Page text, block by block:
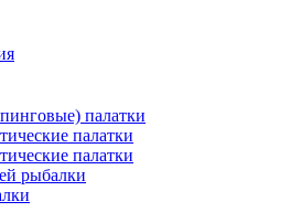
палатки
палатки
палатки
рыбалки